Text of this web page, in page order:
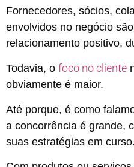
Fornecedores, sócios,
envolvidos no negócio
relacionamento positivo,
Todavia, o foco no cliente
obviamente é maior.
Até porque, é como
a concorrência é grande,
suas estratégias em curso.